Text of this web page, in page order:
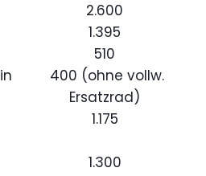
2.600
1.395
510
400 (ohne vollw.
Ersatzrad)
1.175
1.300